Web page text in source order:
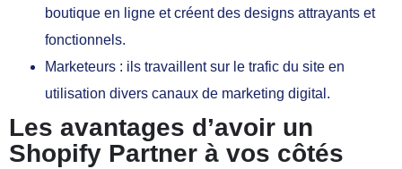
boutique en ligne et créent des designs attrayants et
fonctionnels.
Marketeurs : ils travaillent sur le trafic du site en
utilisation divers canaux de marketing digital.
Les avantages d’avoir un
Shopify Partner à vos côtés